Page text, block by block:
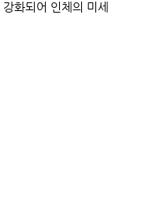
화되어 인체의 미세